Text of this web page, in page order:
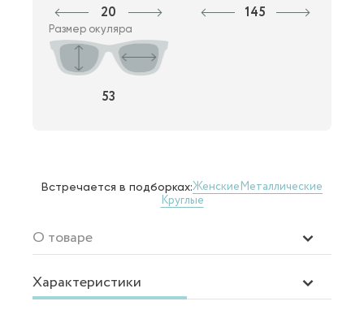
20 145
Размер окуляра
53
Встречается в подборках:ЖенскиеМеталлические
Круглые
О товаре
Характеристики